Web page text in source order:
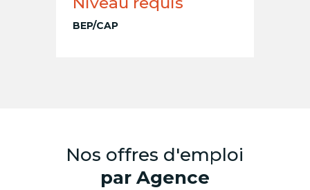
BEP/CAP
Nos offres d'emploi
par Agence